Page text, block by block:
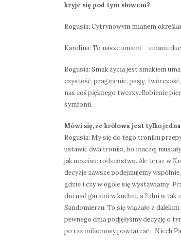
kryje się pod tym słowem?
Bogusia: Cytrynowym mianem
Karolina: To nasze umami – umami
Bogusia: Smak życia jest smakiem
czystość, pragnienie, pasję,
nas coś pięknego tworzy. Robienie
symfonii.
Mówi się, że królowa jest tylko
Bogusia: My się do tego troniku
ustawić dwa troniki, bo inaczej
jak uczciwe rodzeństwo. Ale teraz w
decyzje zawsze podejmujemy
gdzie i czy w ogóle się wystawiamy.
dni nad garami w kuchni, a 2 dni w tak
Sandomierzu. To się wiązało z
pewnego dnia podjęłyśmy decyzję o
po raz milionowy powtarzać: „Niech